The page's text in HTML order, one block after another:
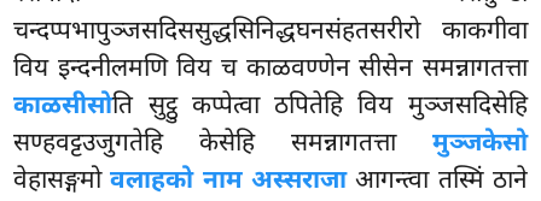
चन्दप्पभापुञ्जसदिससुद्धसिनिद्धघनसंहतसरीरो काकगीवा
विय इन्दनीलमणि विय च काळवण्णेन सीसेन समन्नागतत्ता
काळसीसोति सुट्ठु कप्पेत्वा ठपितेहि विय मुञ्जसदिसेहि
सण्हवट्टउजुगतेहि केसेहि समन्नागतत्ता मुञ्जकेसो
वेहासङ्गमोवलाहको नाम अस्सराजाआगन्त्वा तस्मिं ठाने